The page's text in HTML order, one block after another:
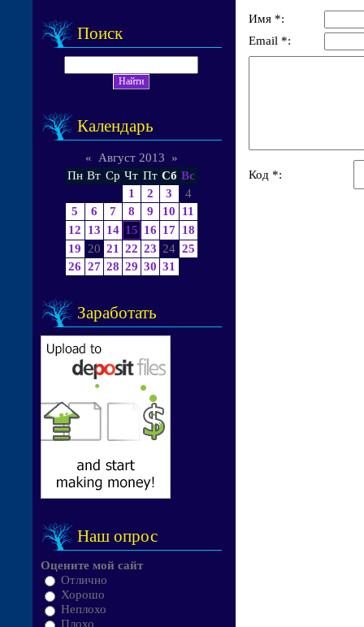
Поиск
Календарь
« Август 2013
»
Пн Вт Ср Чт Пт Сб Вс
1
2 3
4
5
6 7 8 9 10
11
12
13 14 15 16 17 18
19
20 21 22 23 24 25
26 27 28 29 30 31
Заработать
Наш опрос
Оцените мой сайт
Отлично
Хорошо
Неплохо
Плохо
Имя *:
Email *:
Код *: